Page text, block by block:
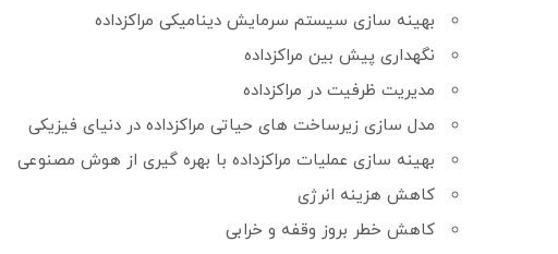
بهینه سازی سیستم سرمایش دینامیکی مراکزداده
نگهداری پیش بین مراکزداده
مدیریت ظرفیت در مراکزداده
مدل سازی زیرساخت های حیاتی مراکزداده در دنیای فیزیکی
بهینه سازی عملیات مراکزداده با بهره گیری از هوش مصنوعی
کاهش هزینه انرژی
کاهش خطر بروز وقفه و خرابی